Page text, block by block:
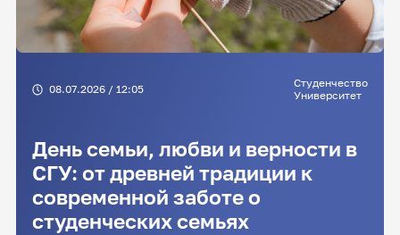
08.07.2026 / 12:05
Студенчество
Университет
День семьи, любви и верности в
СГУ: от древней традиции к
современной заботе о
студенческих семьях